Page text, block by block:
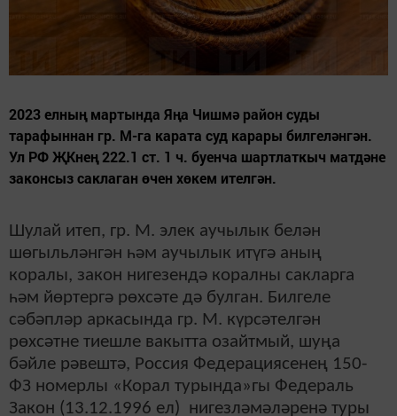
2023 елның мартында Яңа Чишмә район суды
тарафыннан гр. М-га карата суд карары билгеләнгән.
Ул РФ ҖКнең 222.1 ст. 1 ч. буенча шартлаткыч матдәне
законсыз саклаган өчен хөкем ителгән.
Шулай итеп, гр. М. элек аучылык белән
шөгыльләнгән һәм аучылык итүгә аның
коралы, закон нигезендә коралны сакларга
һәм йөртергә рөхсәте дә булган. Билгеле
сәбәпләр аркасында гр. М. күрсәтелгән
рөхсәтне тиешле вакытта озайтмый, шуңа
бәйле рәвештә, Россия Федерациясенең 150-
ФЗ номерлы «Корал турында»гы Федераль
Закон (13.12.1996 ел) нигезләмәләренә туры